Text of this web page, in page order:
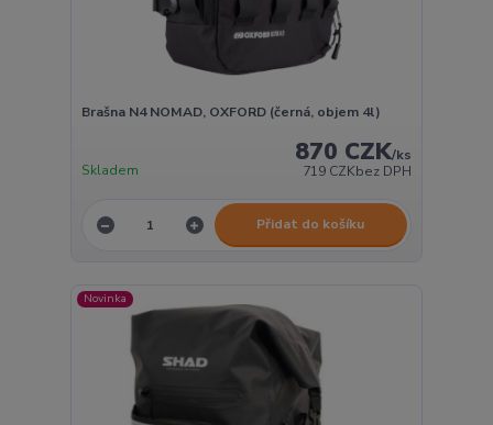
Brašna N4 NOMAD, OXFORD (černá, objem 4l)
870 CZK/ks
719 CZKbez DPH
Skladem
Přidat do košíku
Novinka